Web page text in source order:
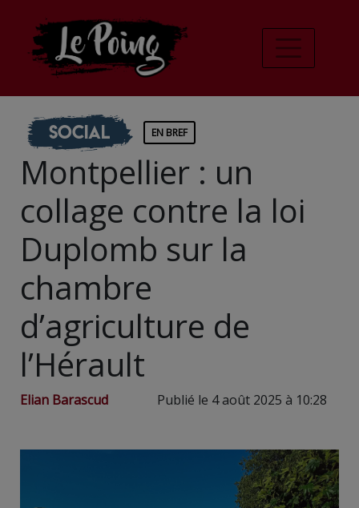
Social EN BREF
Montpellier : un
collage contre la loi
Duplomb sur la
chambre
d’agriculture de
l’Hérault
Elian Barascud Publié le 4 août 2025 à 10:28